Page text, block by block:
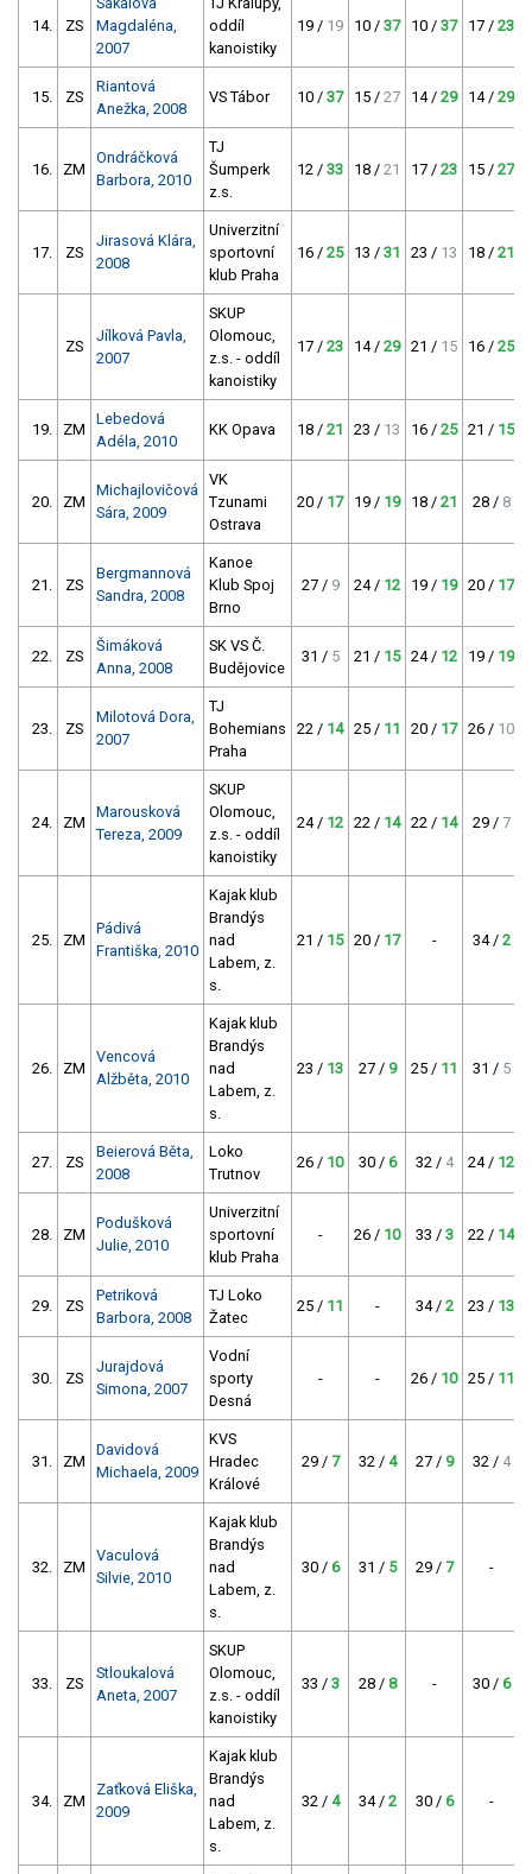
14. ZS
Magdaléna,
2007
oddíl
kanoistiky
19 / 19 10 / 37 10 / 37 17 / 23
15. ZS
Riantová
Anežka, 2008
VS Tábor 10 / 37 15 / 27 14 / 29 14 / 29
16. ZM
Ondráčková
Barbora, 2010
TJ
Šumperk
z.s.
12 / 33 18 / 21 17 / 23 15 / 27
17. ZS
Jirasová Klára,
2008
Univerzitní
sportovní
klub Praha
16 / 25 13 / 31 23 / 13 18 / 21
ZS
Jílková Pavla,
2007
SKUP
Olomouc,
z.s. - oddíl
kanoistiky
17 / 23 14 / 29 21 / 15 16 / 25
19. ZM
Lebedová
Adéla, 2010
KK Opava 18 / 21 23 / 13 16 / 25 21 / 15
20. ZM
Michajlovičová
Sára, 2009
VK
Tzunami
Ostrava
20 / 17 19 / 19 18 / 21 28 / 8
21. ZS
Bergmannová
Sandra, 2008
Kanoe
Klub Spoj
Brno
27 / 9 24 / 12 19 / 19 20 / 17
22. ZS
Šimáková
Anna, 2008
SK VS Č.
Budějovice
31 / 5 21 / 15 24 / 12 19 / 19
23. ZS
Milotová Dora,
2007
TJ
Bohemians
Praha
22 / 14 25 / 11 20 / 17 26 / 10
24. ZM
Marousková
Tereza, 2009
SKUP
Olomouc,
z.s. - oddíl
kanoistiky
24 / 12 22 / 14 22 / 14 29 / 7
25. ZM
Pádivá
Františka, 2010
Kajak klub
Brandýs
nad
Labem, z.
s.
21 / 15 20 / 17 - 34 / 2
26. ZM
Vencová
Alžběta, 2010
Kajak klub
Brandýs
nad
Labem, z.
s.
23 / 13 27 / 9 25 / 11 31 / 5
27. ZS
Beierová Běta,
2008
Loko
Trutnov
26 / 10 30 / 6 32 / 4 24 / 12
28. ZM
Podušková
Julie, 2010
Univerzitní
sportovní
klub Praha
- 26 / 10 33 / 3 22 / 14
29. ZS
Petriková
Barbora, 2008
TJ Loko
Žatec
25 / 11 - 34 / 2 23 / 13
30. ZS
Jurajdová
Simona, 2007
Vodní
sporty
Desná
- - 26 / 10 25 / 11
31. ZM
Davidová
Michaela, 2009
KVS
Hradec
Králové
29 / 7 32 / 4 27 / 9 32 / 4
32. ZM
Vaculová
Silvie, 2010
Kajak klub
Brandýs
nad
Labem, z.
s.
30 / 6 31 / 5 29 / 7 -
33. ZS
Stloukalová
Aneta, 2007
SKUP
Olomouc,
z.s. - oddíl
kanoistiky
33 / 3 28 / 8 - 30 / 6
34. ZM
Zaťková Eliška,
2009
Kajak klub
Brandýs
nad
Labem, z.
s.
32 / 4 34 / 2 30 / 6 -